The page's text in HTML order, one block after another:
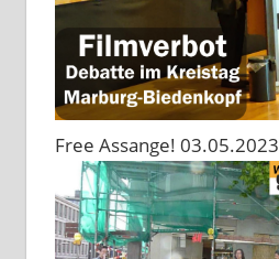
Free Assange! 03.05.2023